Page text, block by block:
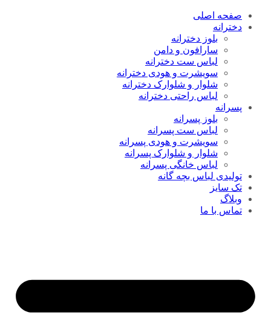
صفحه اصلی
دخترانه
بلوز دخترانه
سارافون و دامن
لباس ست دخترانه
سویشرت و هودی دخترانه
شلوار و شلوارک دخترانه
لباس راحتی دخترانه
پسرانه
بلوز پسرانه
لباس ست پسرانه
سویشرت و هودی پسرانه
شلوار و شلوارک پسرانه
لباس خانگی پسرانه
تولیدی لباس بچه گانه
تک سایز
وبلاگ
تماس با ما